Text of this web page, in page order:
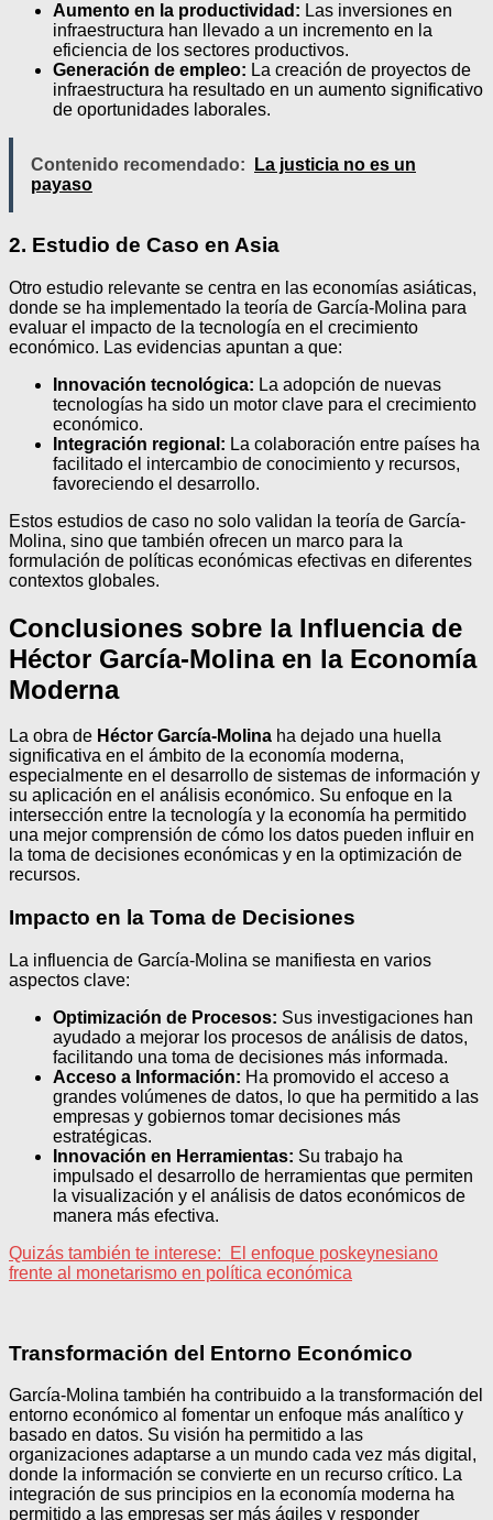
Aumento en la productividad: Las inversiones en
infraestructura han llevado a un incremento en la
eficiencia de los sectores productivos.
Generación de empleo: La creación de proyectos de
infraestructura ha resultado en un aumento significativo
de oportunidades laborales.
Contenido recomendado:
La justicia no es un
payaso
2. Estudio de Caso en Asia
Otro estudio relevante se centra en las economías asiáticas,
donde se ha implementado la teoría de García-Molina para
evaluar el impacto de la tecnología en el crecimiento
económico. Las evidencias apuntan a que:
Innovación tecnológica: La adopción de nuevas
tecnologías ha sido un motor clave para el crecimiento
económico.
Integración regional: La colaboración entre países ha
facilitado el intercambio de conocimiento y recursos,
favoreciendo el desarrollo.
Estos estudios de caso no solo validan la teoría de García-
Molina, sino que también ofrecen un marco para la
formulación de políticas económicas efectivas en diferentes
contextos globales.
Conclusiones sobre la Influencia de
Héctor García-Molina en la Economía
Moderna
La obra de Héctor García-Molina ha dejado una huella
significativa en el ámbito de la economía moderna,
especialmente en el desarrollo de sistemas de información y
su aplicación en el análisis económico. Su enfoque en la
intersección entre la tecnología y la economía ha permitido
una mejor comprensión de cómo los datos pueden influir en
la toma de decisiones económicas y en la optimización de
recursos.
Impacto en la Toma de Decisiones
La influencia de García-Molina se manifiesta en varios
aspectos clave:
Optimización de Procesos: Sus investigaciones han
ayudado a mejorar los procesos de análisis de datos,
facilitando una toma de decisiones más informada.
Acceso a Información: Ha promovido el acceso a
grandes volúmenes de datos, lo que ha permitido a las
empresas y gobiernos tomar decisiones más
estratégicas.
Innovación en Herramientas: Su trabajo ha
impulsado el desarrollo de herramientas que permiten
la visualización y el análisis de datos económicos de
manera más efectiva.
Quizás también te interese:
El enfoque poskeynesiano
frente al monetarismo en política económica
Transformación del Entorno Económico
García-Molina también ha contribuido a la transformación del
entorno económico al fomentar un enfoque más analítico y
basado en datos. Su visión ha permitido a las
organizaciones adaptarse a un mundo cada vez más digital,
donde la información se convierte en un recurso crítico. La
integración de sus principios en la economía moderna ha
permitido a las empresas ser más ágiles y responder